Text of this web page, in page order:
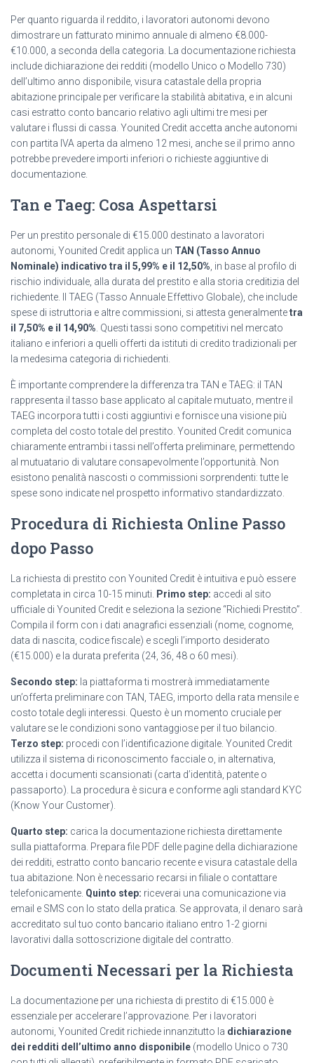
Per quanto riguarda il reddito, i lavoratori autonomi devono
dimostrare un fatturato minimo annuale di almeno €8.000-
€10.000, a seconda della categoria. La documentazione richiesta
include dichiarazione dei redditi (modello Unico o Modello 730)
dell’ultimo anno disponibile, visura catastale della propria
abitazione principale per verificare la stabilità abitativa, e in alcuni
casi estratto conto bancario relativo agli ultimi tre mesi per
valutare i flussi di cassa. Younited Credit accetta anche autonomi
con partita IVA aperta da almeno 12 mesi, anche se il primo anno
potrebbe prevedere importi inferiori o richieste aggiuntive di
documentazione.
Tan e Taeg: Cosa Aspettarsi
Per un prestito personale di €15.000 destinato a lavoratori
autonomi, Younited Credit applica un TAN (Tasso Annuo
Nominale) indicativo tra il 5,99% e il 12,50% , in base al profilo di
rischio individuale, alla durata del prestito e alla storia creditizia del
richiedente. Il TAEG (Tasso Annuale Effettivo Globale), che include
spese di istruttoria e altre commissioni, si attesta generalmentetra
il 7,50% e il 14,90% . Questi tassi sono competitivi nel mercato
italiano e inferiori a quelli offerti da istituti di credito tradizionali per
la medesima categoria di richiedenti.
È importante comprendere la differenza tra TAN e TAEG: il TAN
rappresenta il tasso base applicato al capitale mutuato, mentre il
TAEG incorpora tutti i costi aggiuntivi e fornisce una visione più
completa del costo totale del prestito. Younited Credit comunica
chiaramente entrambi i tassi nell’offerta preliminare, permettendo
al mutuatario di valutare consapevolmente l’opportunità. Non
esistono penalità nascosti o commissioni sorprendenti: tutte le
spese sono indicate nel prospetto informativo standardizzato.
Procedura di Richiesta Online Passo
dopo Passo
La richiesta di prestito con Younited Credit è intuitiva e può essere
completata in circa 10-15 minuti.
Primo step: accedi al sito
ufficiale di Younited Credit e seleziona la sezione “Richiedi Prestito”.
Compila il form con i dati anagrafici essenziali (nome, cognome,
data di nascita, codice fiscale) e scegli l’importo desiderato
(€15.000) e la durata preferita (24, 36, 48 o 60 mesi).
Secondo step: la piattaforma ti mostrerà immediatamente
un’offerta preliminare con TAN, TAEG, importo della rata mensile e
costo totale degli interessi. Questo è un momento cruciale per
valutare se le condizioni sono vantaggiose per il tuo bilancio.
Terzo step: procedi con l’identificazione digitale. Younited Credit
utilizza il sistema di riconoscimento facciale o, in alternativa,
accetta i documenti scansionati (carta d’identità, patente o
passaporto). La procedura è sicura e conforme agli standard KYC
(Know Your Customer).
Quarto step: carica la documentazione richiesta direttamente
sulla piattaforma. Prepara file PDF delle pagine della dichiarazione
dei redditi, estratto conto bancario recente e visura catastale della
tua abitazione. Non è necessario recarsi in filiale o contattare
telefonicamente. Quinto step: riceverai una comunicazione via
email e SMS con lo stato della pratica. Se approvata, il denaro sarà
accreditato sul tuo conto bancario italiano entro 1-2 giorni
lavorativi dalla sottoscrizione digitale del contratto.
Documenti Necessari per la Richiesta
La documentazione per una richiesta di prestito di €15.000 è
essenziale per accelerare l’approvazione. Per i lavoratori
autonomi, Younited Credit richiede innanzitutto la dichiarazione
dei redditi dell’ultimo anno disponibile (modello Unico o 730